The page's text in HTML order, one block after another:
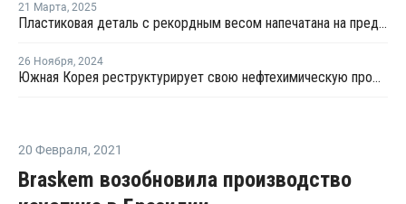
21 Марта, 2025
Пластиковая деталь с рекордным весом напечатана на предприятии СИБУРа
26 Ноября, 2024
Южная Корея реструктурирует свою нефтехимическую промышленность
20 Февраля, 2021
Braskem возобновила производство